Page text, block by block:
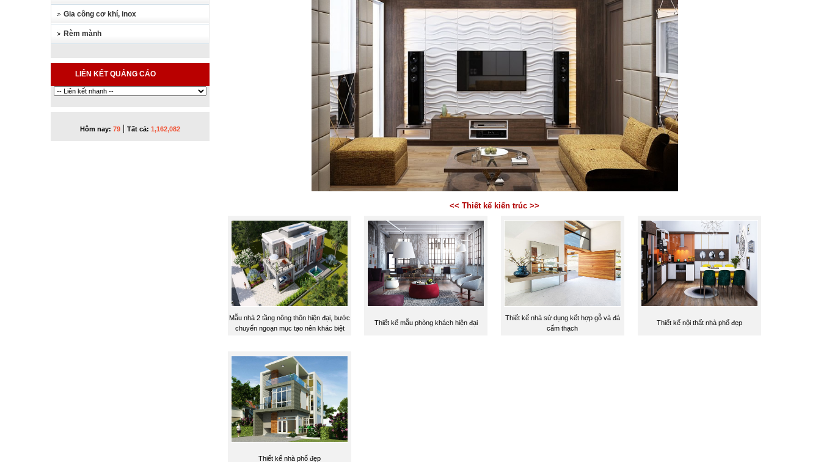
Gia công cơ khí, inox
Rèm mành
LIÊN KẾT QUẢNG CÁO
Hôm nay: 79| Tất cả: 1,162,082
<< Thiết kế kiến trúc >>
Mẫu nhà 2 tầng nông thôn hiện đại, bước
chuyển ngoạn mục tạo nên khác biệt
Thiết kế mẫu phòng khách hiện đại
Thiết kế nhà sử dụng kết hợp gỗ và đá
cẩm thạch
Thiết kế nội thất nhà phố đẹp
Thiết kế nhà phố đẹp